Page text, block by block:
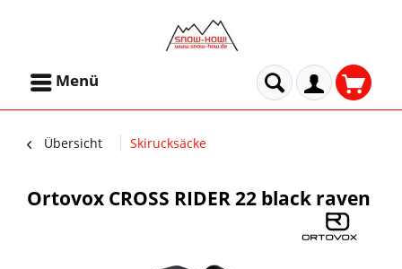
Menü
Übersicht Skirucksäcke
Ortovox CROSS RIDER 22 black raven